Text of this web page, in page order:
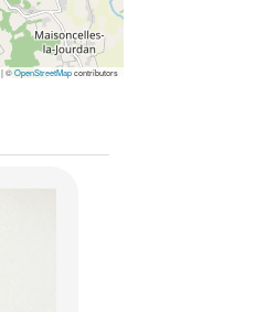
|©OpenStreetMapcontributors